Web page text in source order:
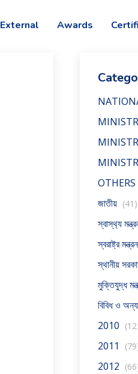
External Awards
OTHERS
জাতীয় (41)
স্বাস্থ‍্য
স্বরাষ্ট্র
স্থানীয়
মুক্তিযুদ্ধ
বিবিধ ও
2010
2011
2012